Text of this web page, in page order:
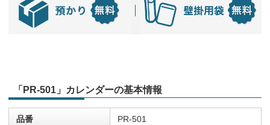
「PR-501」カレンダーの基本情報
品番 PR-501